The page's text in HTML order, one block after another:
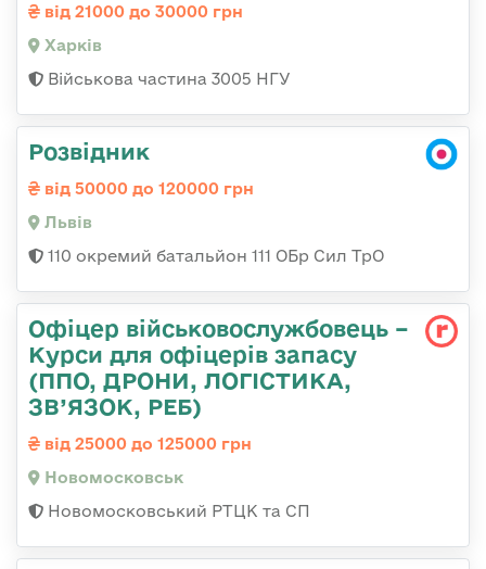
від 21000 до 30000 грн
Харків
Військова частина 3005 НГУ
Розвідник
від 50000 до 120000 грн
Львів
110 окремий батальйон 111 ОБр Сил ТрО
Офіцер військовослужбовець –
Курси для офіцерів запасу
(ППО, ДРОНИ, ЛОГІСТИКА,
ЗВ’ЯЗОК, РЕБ)
від 25000 до 125000 грн
Новомосковськ
Новомосковський РТЦК та СП